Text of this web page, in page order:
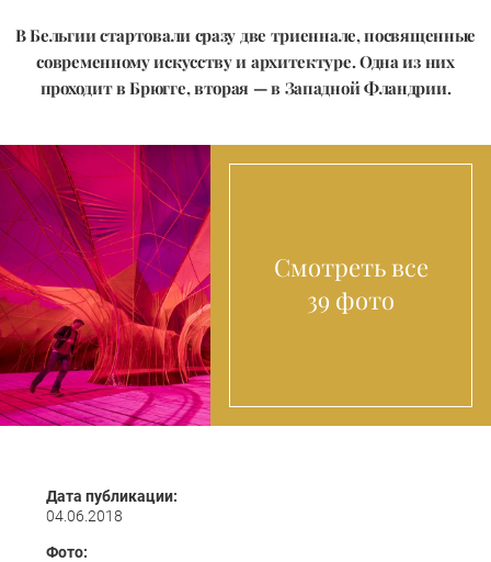
В Бельгии стартовали сразу две триеннале, посвященные
современному искусству и архитектуре. Одна из них
проходит в Брюгге, вторая — в Западной Фландрии.
Смотреть все
39 фото
Дата публикации:
04.06.2018
Фото: